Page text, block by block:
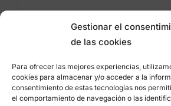
Gestionar el
de las cookies
Para ofrecer las mejores experiencias,
cookies para almacenar y/o acceder a la
consentimiento de estas tecnologías nos
el comportamiento de navegación o las
46960 ALDAIA
Valencia – España
+34 96 151 53 44
info@grupfabregas.com